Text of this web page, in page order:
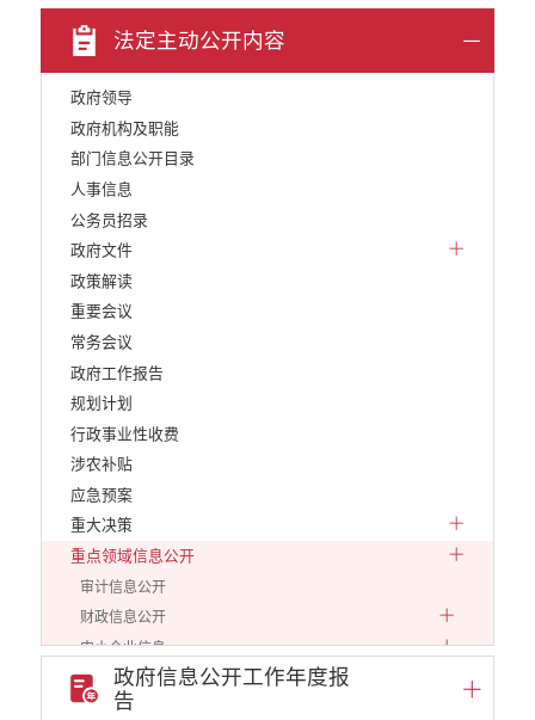
法定主动公开内容
政府领导
政府机构及职能
部门信息公开目录
人事信息
公务员招录
政府文件
政策解读
重要会议
常务会议
政府工作报告
规划计划
行政事业性收费
涉农补贴
应急预案
重大决策
重点领域信息公开
审计信息公开
财政信息公开
中小企业信息
行政审批信息
环保信息
政府信息公开工作年度报
告